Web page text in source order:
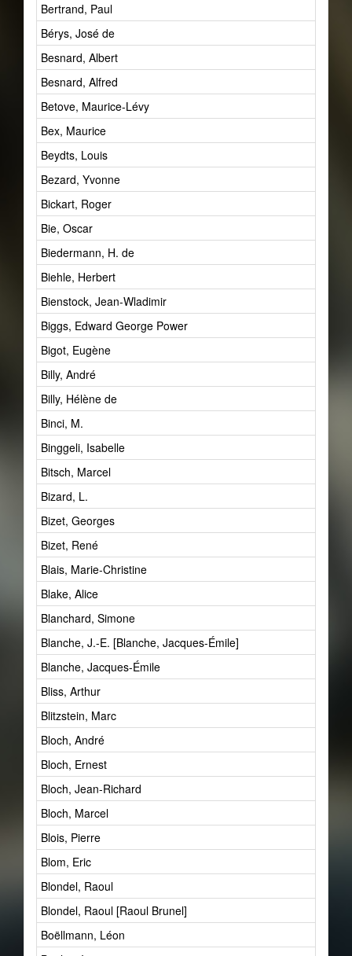
Bertrand, Paul
Bérys, José de
Besnard, Albert
Besnard, Alfred
Betove, Maurice-Lévy
Bex, Maurice
Beydts, Louis
Bezard, Yvonne
Bickart, Roger
Bie, Oscar
Biedermann, H. de
Biehle, Herbert
Bienstock, Jean-Wladimir
Biggs, Edward George Power
Bigot, Eugène
Billy, André
Billy, Hélène de
Binci, M.
Binggeli, Isabelle
Bitsch, Marcel
Bizard, L.
Bizet, Georges
Bizet, René
Blais, Marie-Christine
Blake, Alice
Blanchard, Simone
Blanche, J.-E. [Blanche, Jacques-Émile]
Blanche, Jacques-Émile
Bliss, Arthur
Blitzstein, Marc
Bloch, André
Bloch, Ernest
Bloch, Jean-Richard
Bloch, Marcel
Blois, Pierre
Blom, Eric
Blondel, Raoul
Blondel, Raoul [Raoul Brunel]
Boëllmann, Léon